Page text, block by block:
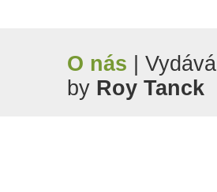
O nás | Vydává
by Roy Tanck